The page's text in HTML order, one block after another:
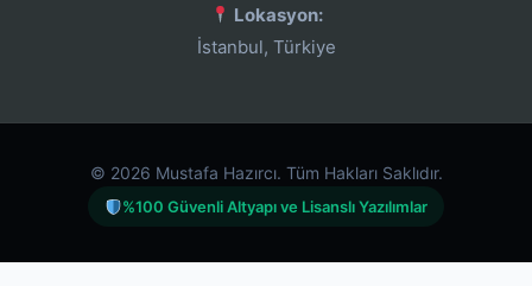
Lokasyon:
İstanbul, Türkiye
© 2026 Mustafa Hazırcı. Tüm Hakları Saklıdır.
%100 Güvenli Altyapı ve Lisanslı Yazılımlar